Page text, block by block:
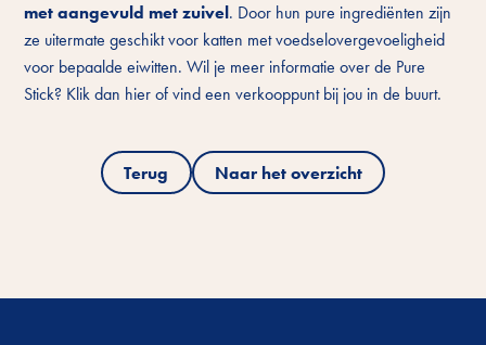
met aangevuld met zuivel. Door hun pure ingrediënten zijn
ze uitermate geschikt voor katten met voedselovergevoeligheid
voor bepaalde eiwitten. Wil je meer informatie over de Pure
Stick? Klik dan hier of vind een verkooppunt bij jou in de buurt.
Terug Naar het overzicht